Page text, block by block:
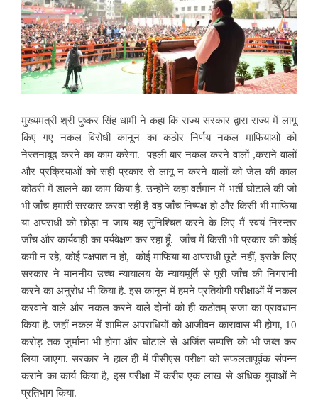
मुख्यमंत्री श्री पुष्कर सिंह धामी ने कहा कि राज्य सरकार द्वारा राज्य में लागू
किए गए नकल विरोधी कानून का कठोर निर्णय नकल माफियाओं को
नेस्तनाबूद करने का काम करेगा. पहली बार नकल करने वालों ,कराने वालों
और प्रक्रियाओं को सही प्रकार से लागू न करने वालों को जेल की काल
कोठरी में डालने का काम किया है. उन्होंने कहा वर्तमान में भर्ती घोटाले की जो
भी जाँच हमारी सरकार करवा रही है वह जाँच निष्पक्ष हो और किसी भी माफिया
या अपराधी को छोड़ा न जाय यह सुनिश्चित करने के लिए मैं स्वयं निरन्तर
जाँच और कार्यवाही का पर्यवेक्षण कर रहा हूँ. जाँच में किसी भी प्रकार की कोई
कमी न रहे, कोई पक्षपात न हो, कोई माफिया या अपराधी छूटे नहीं, इसके लिए
सरकार ने माननीय उच्च न्यायालय के न्यायमूर्ति से पूरी जाँच की निगरानी
करने का अनुरोध भी किया है. इस कानून में हमने प्रतियोगी परीक्षाओं में नकल
करवाने वाले और नकल करने वाले दोनों को ही कठोतम् सजा का प्रावधान
किया है. जहाँ नकल में शामिल अपराधियों को आजीवन कारावास भी होगा, 10
करोड़ तक जुर्माना भी होगा और घोटाले से अर्जित सम्पत्ति को भी जब्त कर
लिया जाएगा. सरकार ने हाल ही में पीसीएस परीक्षा को सफलतापूर्वक संपन्न
कराने का कार्य किया है, इस परीक्षा में करीब एक लाख से अधिक युवाओं ने
प्रतिभाग किया.